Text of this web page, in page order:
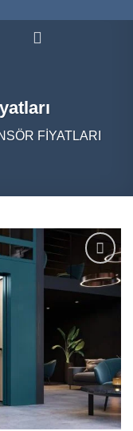
FIYATLARI
wishlist